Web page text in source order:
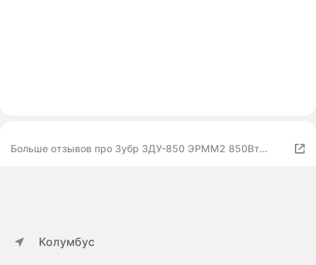
Больше отзывов про Зубр ЗДУ-850 ЭРММ2 850Вт
Колумбус